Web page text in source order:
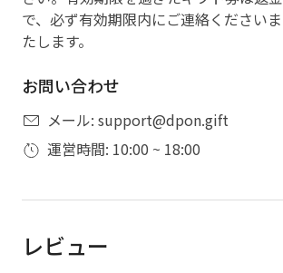
で、必ず有効期限内にご連絡ください
たします。
お問い合わせ
メール: support@dpon.gift
運営時間: 10:00 ~ 18:00
レビュー